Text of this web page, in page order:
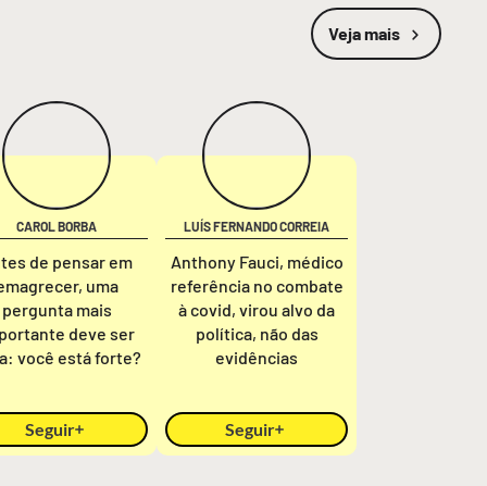
Veja mais
CAROL BORBA
de pensar em
uma
pergunta mais
deve ser
você está forte?
Seguir
LUÍS FERNANDO CORREIA
Anthony Fauci, médico
referência no combate
à covid, virou alvo da
política, não das
evidências
Seguir